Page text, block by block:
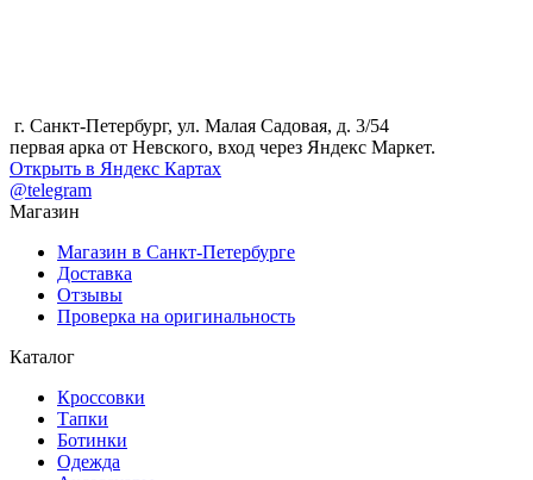
г. Санкт-Петербург, ул. Малая Садовая, д. 3/54
первая арка от Невского, вход через Яндекс Маркет.
Открыть в Яндекс Картах
@telegram
Магазин
Магазин в Санкт-Петербурге
Доставка
Отзывы
Проверка на оригинальность
Каталог
Кроссовки
Тапки
Ботинки
Одежда